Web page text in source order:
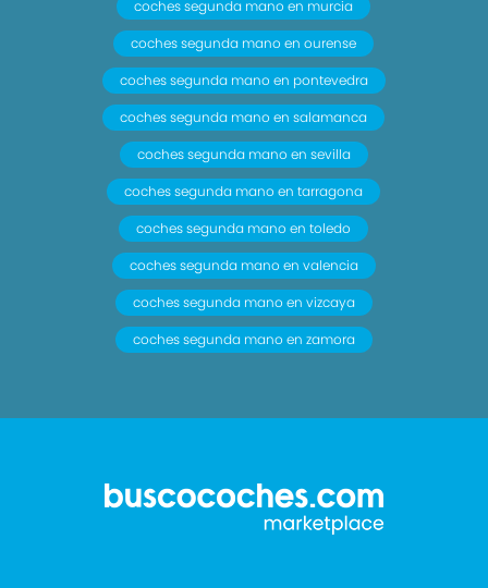
coches segunda mano en murcia
coches segunda mano en ourense
coches segunda mano en pontevedra
coches segunda mano en salamanca
coches segunda mano en sevilla
coches segunda mano en tarragona
coches segunda mano en toledo
coches segunda mano en valencia
coches segunda mano en vizcaya
coches segunda mano en zamora